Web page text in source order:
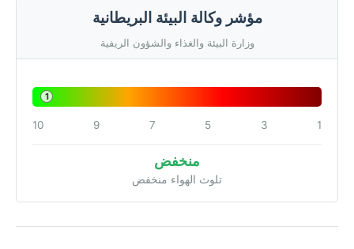
مؤشر وكالة البيئة البريطانية
وزارة البيئة والغذاء والشؤون الريفية
1
1
3
5
7
9
10
منخفض
تلوث الهواء منخفض